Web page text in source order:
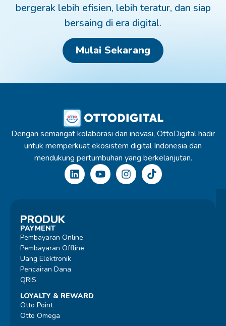
bergerak lebih efisien, lebih teratur, dan siap
bersaing di era digital.
Mulai Sekarang
Dengan semangat kolaborasi dan inovasi, OttoDigital hadir
untuk memperkuat ekosistem digital Indonesia dan
mendukung pertumbuhan yang berkelanjutan.
PRODUK
PAYMENT
Pembayaran Online
Pembayaran Offline
Uang Elektronik
Pencairan Dana
QRIS
LOYALTY & REWARD
Otto Point
Otto Omega